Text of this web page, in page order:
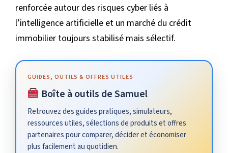
renforcée autour des risques cyber liés à
l’intelligence artificielle et un marché du crédit
immobilier toujours stabilisé mais sélectif.
GUIDES, OUTILS & OFFRES UTILES
Boîte à outils de Samuel
Retrouvez des guides pratiques, simulateurs,
ressources utiles, sélections de produits et offres
partenaires pour comparer, décider et économiser
plus facilement au quotidien.